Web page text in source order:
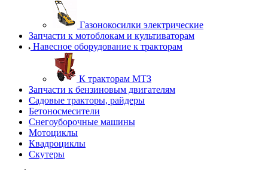
Газонокосилки электрические
Запчасти к мотоблокам и культиваторам
Навесное оборудование к тракторам
К тракторам МТЗ
Запчасти к бензиновым двигателям
Садовые тракторы, райдеры
Бетоносмесители
Снегоуборочные машины
Мотоциклы
Квадроциклы
Скутеры